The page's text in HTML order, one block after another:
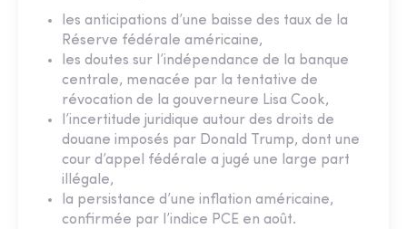
les anticipations d’une baisse des taux de la
Réserve fédérale américaine,
les doutes sur l’indépendance de la banque
centrale, menacée par la tentative de
révocation de la gouverneure Lisa Cook,
l’incertitude juridique autour des droits de
douane imposés par Donald Trump, dont une
cour d’appel fédérale a jugé une large part
illégale,
la persistance d’une inflation américaine,
confirmée par l’indice PCE en août.